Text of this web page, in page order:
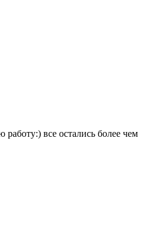
все остались более чем